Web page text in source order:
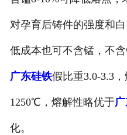
对孕育后铸件的强度和
低成本也可不含锰，不
广东硅铁假比重3.0-3.3
1250℃，熔解性略优于
化。